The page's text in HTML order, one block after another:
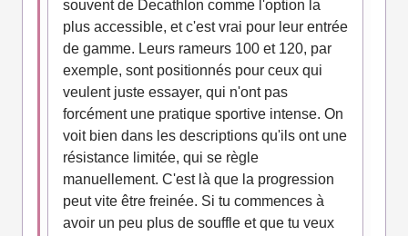
souvent de Decathlon comme l'option la
plus accessible, et c'est vrai pour leur entrée
de gamme. Leurs rameurs 100 et 120, par
exemple, sont positionnés pour ceux qui
veulent juste essayer, qui n'ont pas
forcément une pratique sportive intense. On
voit bien dans les descriptions qu'ils ont une
résistance limitée, qui se règle
manuellement. C'est là que la progression
peut vite être freinée. Si tu commences à
avoir un peu plus de souffle et que tu veux